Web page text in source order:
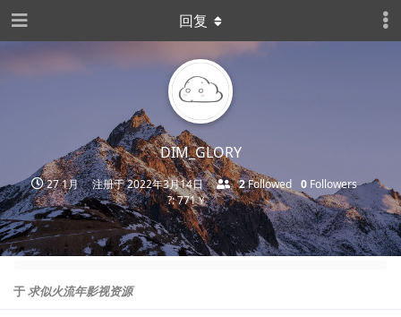
DIM_GLORY
27 1月 注册于2022年3月14日 2Followed 0 Followers
?: 771￥
回复
于求似火流年影视资源